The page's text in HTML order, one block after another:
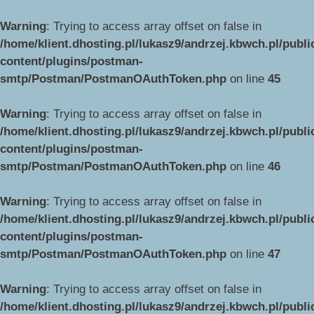
Warning: Trying to access array offset on false in
/home/klient.dhosting.pl/lukasz9/andrzej.kbwch.pl/
content/plugins/postman-
smtp/Postman/PostmanOAuthToken.php on line 45
Warning: Trying to access array offset on false in
/home/klient.dhosting.pl/lukasz9/andrzej.kbwch.pl/
content/plugins/postman-
smtp/Postman/PostmanOAuthToken.php on line 46
Warning: Trying to access array offset on false in
/home/klient.dhosting.pl/lukasz9/andrzej.kbwch.pl/
content/plugins/postman-
smtp/Postman/PostmanOAuthToken.php on line 47
Warning: Trying to access array offset on false in
/home/klient.dhosting.pl/lukasz9/andrzej.kbwch.pl/